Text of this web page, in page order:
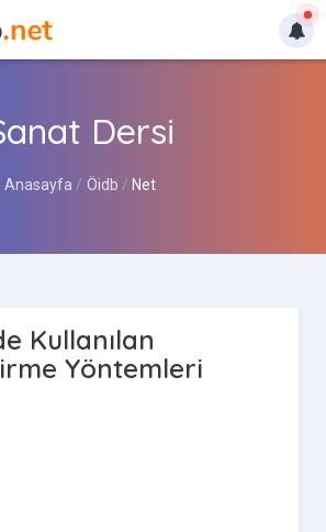
Dersi
Anasayfa Öidb Net
Kullanılan
Yöntemleri